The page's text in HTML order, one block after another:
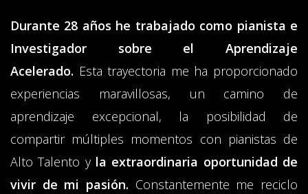
Durante 28 años he trabajado como pianista e
Investigador sobre el Aprendizaje
Acelerado. Esta trayectoria me ha proporcionado
experiencias maravillosas, un camino de
aprendizaje excepcional, la posibilidad de
compartir múltiples momentos con pianistas de
Alto Talento y la extraordinaria oportunidad de
vivir de mi pasión. Constantemente me reciclo